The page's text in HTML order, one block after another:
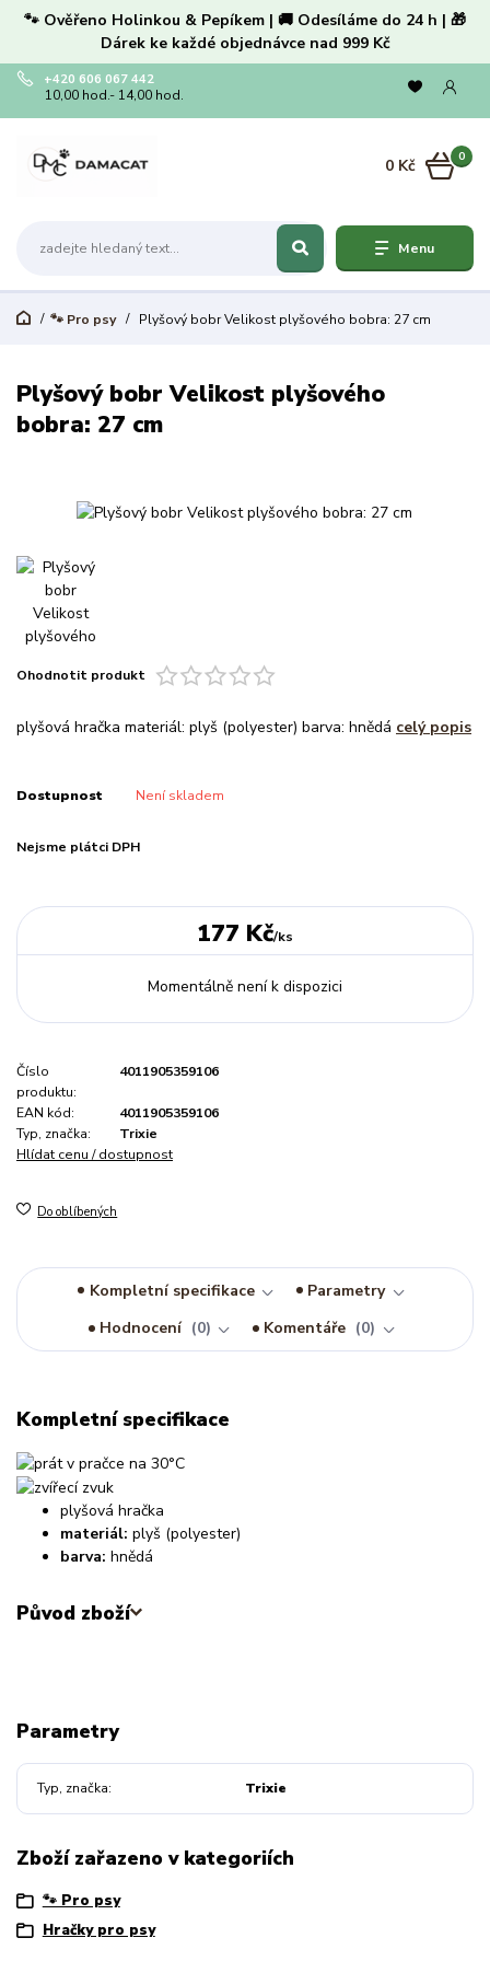
🐾 Ověřeno Holinkou & Pepíkem | 🚚 Odesíláme do 24 h | 🎁
Dárek ke každé objednávce nad 999 Kč
Menu
+420 606 067 442
10,00 hod.- 14,00 hod.
0
0 Kč
🐾 Pro psy Plyšový bobr Velikost plyšového bobra: 27 cm
Plyšový bobr Velikost plyšového
bobra: 27 cm
Ohodnotit produkt
plyšová hračka materiál: plyš (polyester) barva: hnědá celý popis
Dostupnost Není skladem
Nejsme plátci DPH
177 Kč/ks
Momentálně není k dispozici
Číslo
produktu:
4011905359106
EAN kód:
4011905359106
Typ, značka:
Trixie
Hlídat cenu / dostupnost
Do oblíbených
Kompletní specifikace
Parametry
Hodnocení
0 Komentáře 0
Kompletní specifikace
plyšová hračka
materiál: plyš (polyester)
barva: hnědá
Původ zboží
Parametry
Typ, značka Trixie
Zboží zařazeno v kategoriích
🐾 Pro psy
Hračky pro psy